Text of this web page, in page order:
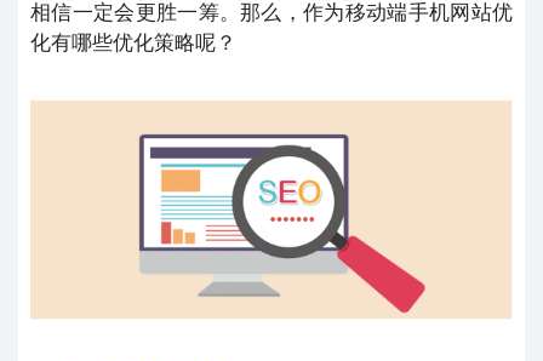
相信一定会更胜一筹。那么，作为移动端手机网站优
化有哪些优化策略呢？